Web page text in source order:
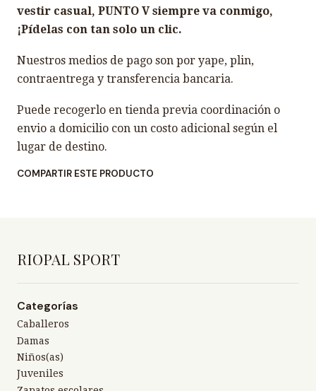
vestir casual, PUNTO V siempre va conmigo,
¡Pídelas con tan solo un clic.
Nuestros medios de pago son por yape, plin,
contraentrega y transferencia bancaria.
Puede recogerlo en tienda previa coordinación o
envio a domicilio con un costo adicional según el
lugar de destino.
COMPARTIR ESTE PRODUCTO
RIOPAL SPORT
Categorías
Caballeros
Damas
Niños(as)
Juveniles